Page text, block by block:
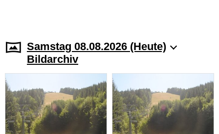
Samstag 08.08.2026 (Heute)
Bildarchiv